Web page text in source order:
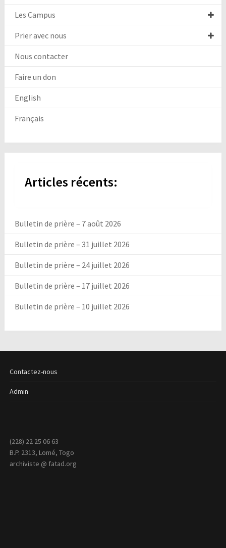
Les Campus
Prier avec nous
Nous contacter
Faire un don
English
Français
Articles récents:
Bulletin de prière – 7 août 2026
Bulletin de prière – 31 juillet 2026
Bulletin de prière – 24 juillet 2026
Bulletin de prière – 17 juillet 2026
Bulletin de prière – 10 juillet 2026
Contactez-nous
Admin
(228) 22 25 06 63
B.P. 2313, Lomé, Togo
archiviste @ fatad.org